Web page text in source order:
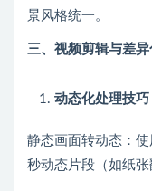
景风格统一。
三、视频剪辑与差异
动态化处理技巧
静态画面转动态：
秒动态片段（如纸张